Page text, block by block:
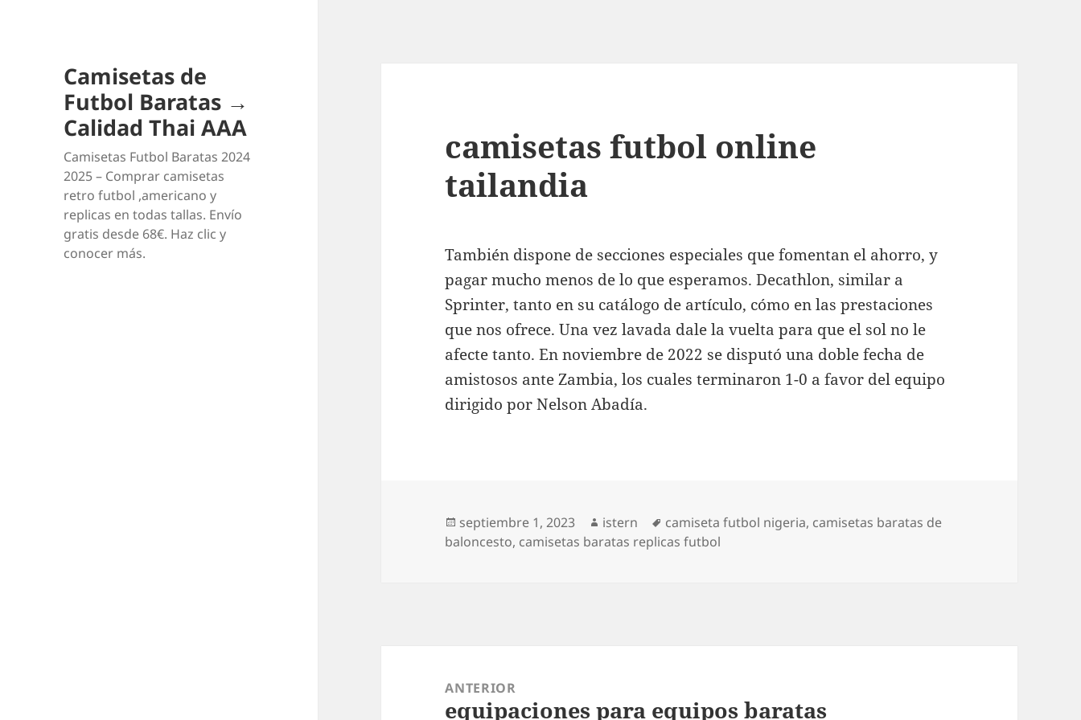
Camisetas de
Futbol Baratas →
Calidad Thai AAA
Camisetas Futbol Baratas 2024
2025 – Comprar camisetas
retro futbol ,americano y
replicas en todas tallas. Envío
gratis desde 68€. Haz clic y
conocer más.
camisetas futbol online
tailandia
También dispone de secciones especiales que fomentan el ahorro, y
pagar mucho menos de lo que esperamos. Decathlon, similar a
Sprinter, tanto en su catálogo de artículo, cómo en las prestaciones
que nos ofrece. Una vez lavada dale la vuelta para que el sol no le
afecte tanto. En noviembre de 2022 se disputó una doble fecha de
amistosos ante Zambia, los cuales terminaron 1-0 a favor del equipo
dirigido por Nelson Abadía.
Publicado
el
septiembre 1, 2023 Autor
istern Etiquetas
camiseta futbol nigeria, camisetas baratas de
baloncesto, camisetas baratas replicas futbol
entradas
ANTERIOR
Entrada
equipaciones para equipos baratas